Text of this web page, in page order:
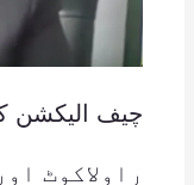
راولاکوٹ